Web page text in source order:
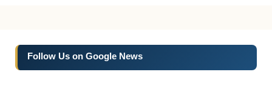
Follow Us on Google News